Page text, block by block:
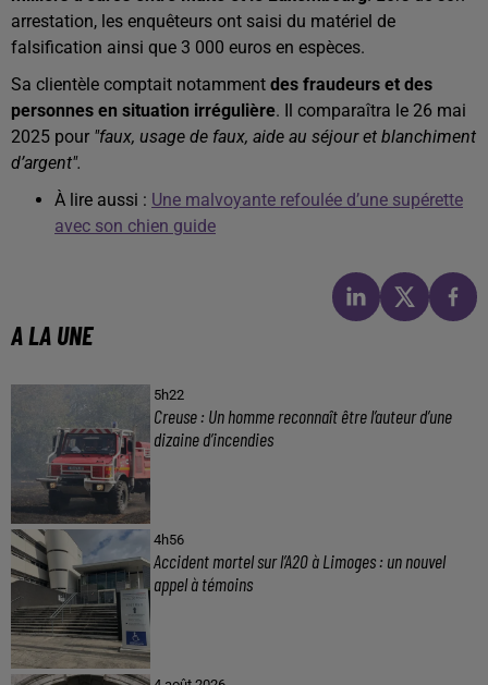
arrestation, les enquêteurs ont saisi du matériel de
falsification ainsi que 3 000 euros en espèces.
Sa clientèle comptait notamment des fraudeurs et des
personnes en situation irrégulière. Il comparaîtra le 26 mai
2025 pour "faux, usage de faux, aide au séjour et blanchiment
d’argent".
À lire aussi : Une malvoyante refoulée d’une supérette
avec son chien guide
A LA UNE
5h22
Creuse : Un homme reconnaît être l’auteur d’une
dizaine d’incendies
4h56
Accident mortel sur l’A20 à Limoges : un nouvel
appel à témoins